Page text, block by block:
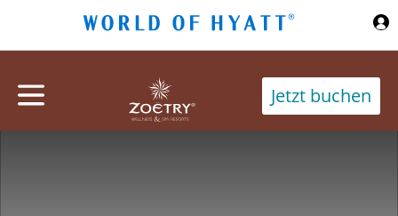
Jetzt buchen